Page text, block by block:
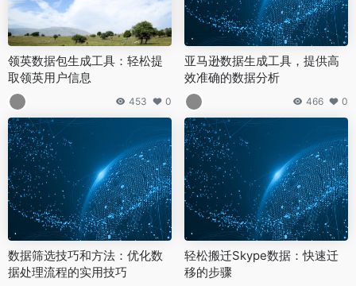
领英数据包生成工具：轻松提
取领英用户信息
453 0
亚马逊数据生成工具，提供高
效准确的数据分析
466 0
数据筛选技巧和方法：优化数
据处理流程的实用技巧
轻松搬迁Skype数据：快速迁
移的步骤